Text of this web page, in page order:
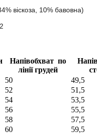
віскоза, 10% бавовна)
Напівобхват по
лінії грудей
50
49,5
52
51,5
54
53,5
56
55,5
58
57,5
60
59,5